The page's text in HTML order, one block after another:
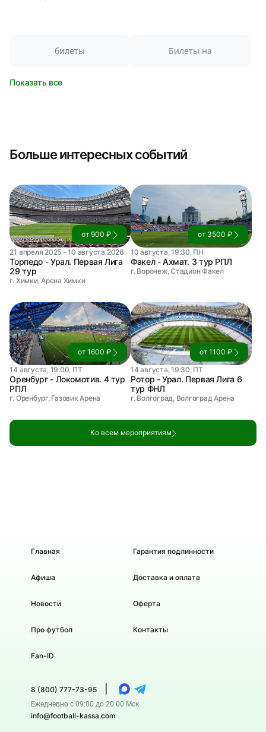
билеты Билеты на
Показать все
Больше интересных событий
от 900 ₽
21 апреля 2025 - 10 августа 2026
Торпедо - Урал. Первая Лига
29 тур
г. Химки, Арена Химки
от 3500 ₽
10 августа, 19:30, ПН
Факел - Ахмат. 3 тур РПЛ
г. Воронеж, Стадион Факел
от 1600 ₽
14 августа, 19:00, ПТ
Оренбург - Локомотив. 4 тур
РПЛ
г. Оренбург, Газовик Арена
от 1100 ₽
14 августа, 19:30, ПТ
Ротор - Урал. Первая Лига 6
тур ФНЛ
г. Волгоград, Волгоград Арена
Ко всем мероприятиям
Главная
Афиша
Новости
Про футбол
Fan-ID
Гарантия подлинности
Доставка и оплата
Оферта
Контакты
8 (800) 777-73-95
Ежедневно с 09:00 до 20:00 Мск
info@football-kassa.com